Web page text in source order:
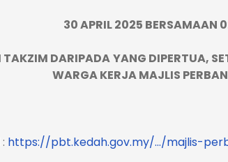
30 APRIL 2025 BERSAMAAN
TAKZIM DARIPADAYANG DIPERTUA,
WARGA KERJA MAJLIS
https://pbt.kedah.gov.my/…/majlis-